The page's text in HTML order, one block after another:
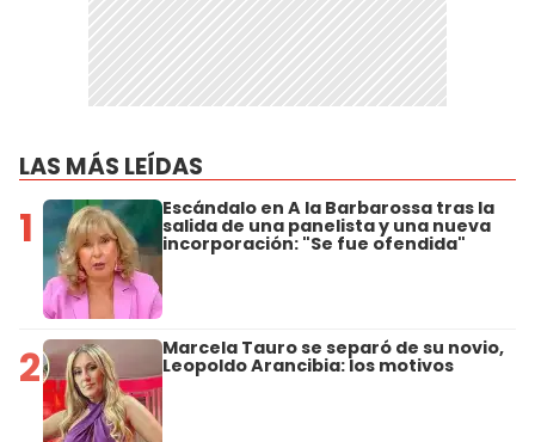
LAS MÁS LEÍDAS
1 Escándalo en A la Barbarossa tras la
salida de una panelista y una nueva
incorporación: "Se fue ofendida"
2 Marcela Tauro se separó de su novio,
Leopoldo Arancibia: los motivos